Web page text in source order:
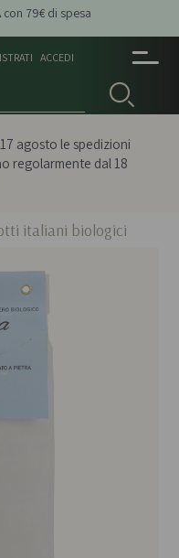
con 79€ di spesa
ACCEDI
agosto le spedizioni
regolarmente dal 18
italiani biologici